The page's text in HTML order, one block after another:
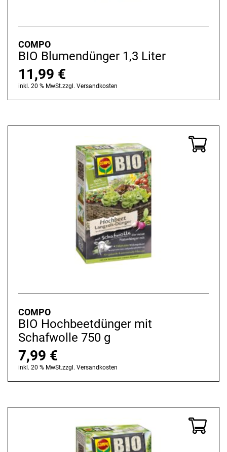
COMPO
BIO Blumendünger 1,3 Liter
11,99 €
inkl. 20 % MwSt.zzgl. Versandkosten
COMPO
BIO Hochbeetdünger mit
Schafwolle 750 g
7,99 €
inkl. 20 % MwSt.zzgl. Versandkosten